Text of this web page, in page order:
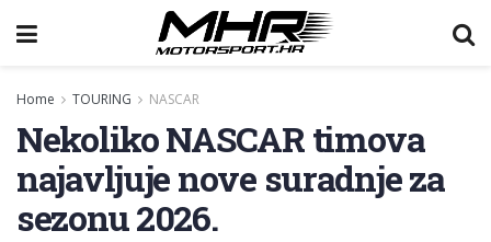
Home TOURING NASCAR
Nekoliko NASCAR timova
najavljuje nove suradnje za
sezonu 2026.